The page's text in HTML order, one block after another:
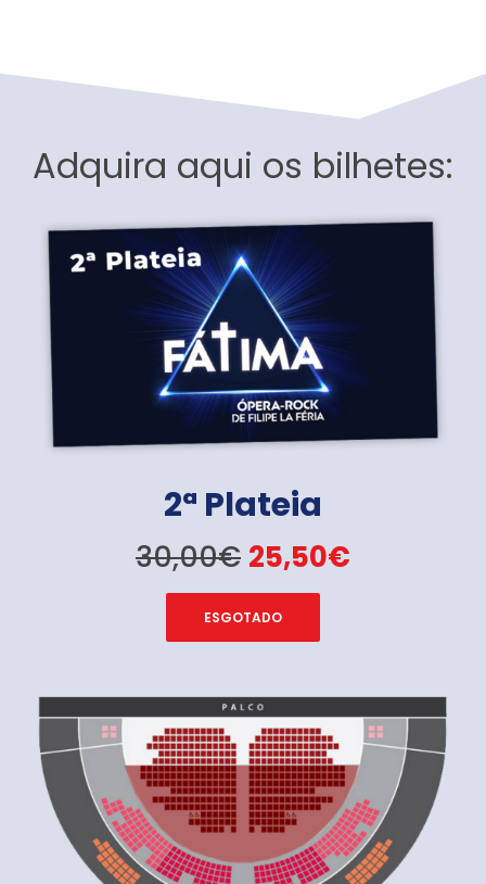
Adquira aqui os bilhetes:
2ª Plateia
30,00€ 25,50€
ESGOTADO